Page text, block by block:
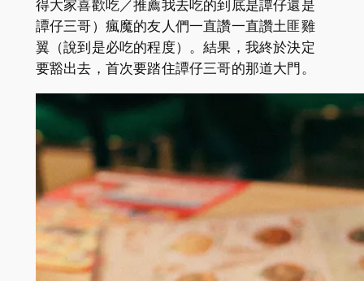
得大家喜歡吃／推薦我去吃的到底是譚仔還是
譚仔三哥）瘋魔的友人們一直讚一直讚土匪雞
翼（說到是必吃的程度）。結果，我終於決定
要豁出去，首次要踏住譚仔三哥的那道大門。